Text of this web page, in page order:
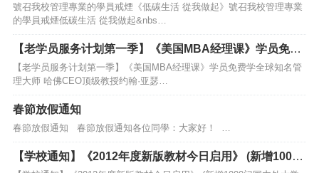
號召我校管理專業的學員戒煙《低碳生活 從我做起》號召我校管理專業
的學員戒煙低碳生活 從我做起&nbs…
【老学员服务计划第一季】《美国MBA经理课》学员免费
学
【老学员服务计划第一季】《美国MBA经理课》学员免费学全球知名管
理大师 哈佛CEO顶级教授约翰·亚瑟…
春節放假通知
春節放假通知 春節放假通知各位同學：大家好！ …
【学校通知】《2012年度新版教材今日启用》 (新增1000